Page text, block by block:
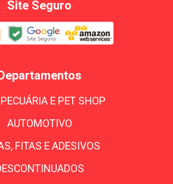
Site Seguro
E PET SHOP
AUTOMOTIVO
FITAS E ADESIVOS